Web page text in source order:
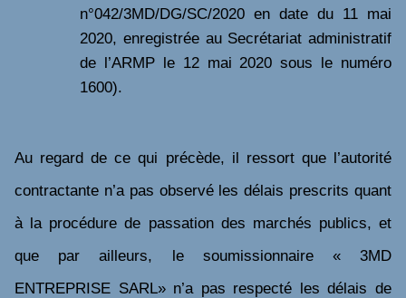
n°042/3MD/DG/SC/2020 en date du 11 mai
2020, enregistrée au Secrétariat administratif
de l’ARMP le 12 mai 2020 sous le numéro
1600).
Au regard de ce qui précède, il ressort que l’autorité
contractante n’a pas observé les délais prescrits quant
à la procédure de passation des marchés publics, et
que par ailleurs, le soumissionnaire
« 3MD
ENTREPRISE SARL» n’a pas respecté les délais de